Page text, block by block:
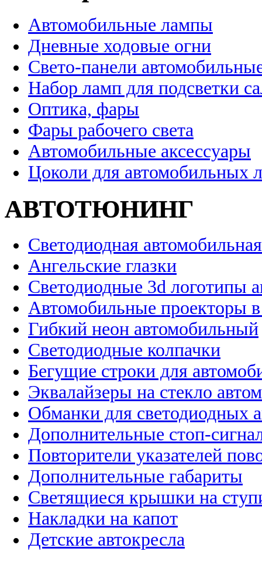
Автомобильные лампы
Дневные ходовые огни
Свето-панели
Набор ламп для подсветки
Оптика, фары
Фары рабочего света
Автомобильные аксессуары
Цоколи для автомобильных
АВТОТЮНИНГ
Светодиодная
Ангельские глазки
Светодиодные 3d логотипы
Автомобильные проекторы
Гибкий неон автомобильный
Светодиодные колпачки
Бегущие строки для
Эквалайзеры на стекло
Обманки для светодиодных
Дополнительные стоп-
Повторители указателей
Дополнительные габариты
Светящиеся крышки на
Накладки на капот
Детские автокресла